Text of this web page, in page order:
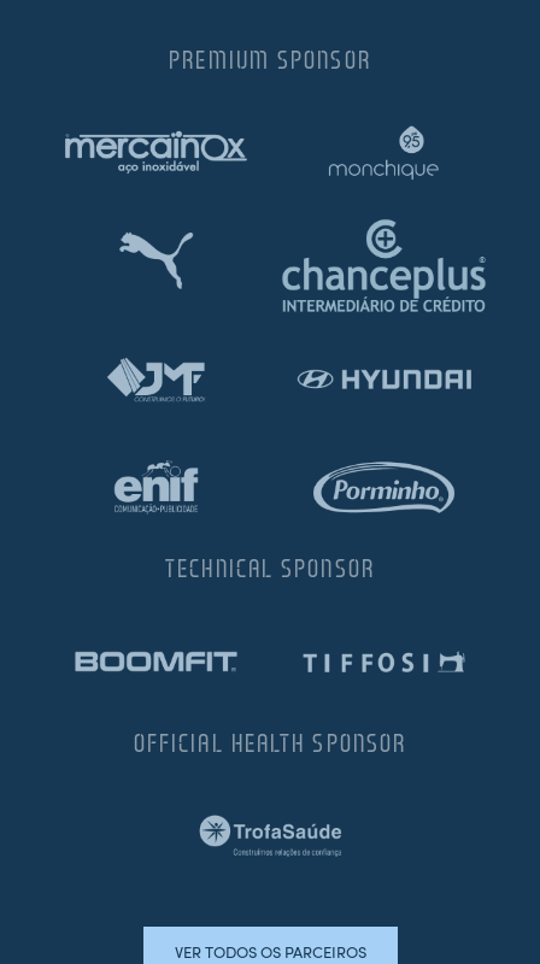
PREMIUM SPONSOR
TECHNICAL SPONSOR
OFFICIAL HEALTH SPONSOR
VER TODOS OS PARCEIROS